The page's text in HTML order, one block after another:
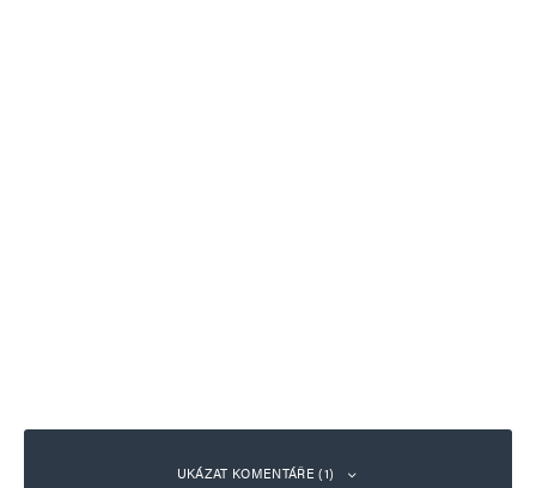
UKÁZAT KOMENTÁŘE (1)